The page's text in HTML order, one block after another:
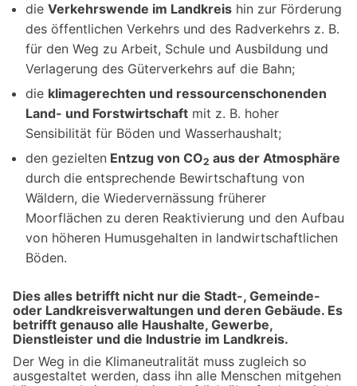
die Verkehrswende im Landkreis hin zur Förderung
des öffentlichen Verkehrs und des Radverkehrs z. B.
für den Weg zu Arbeit, Schule und Ausbildung und
Verlagerung des Güterverkehrs auf die Bahn;
die klimagerechten und ressourcenschonenden
Land- und Forstwirtschaft mit z. B. hoher
Sensibilität für Böden und Wasserhaushalt;
den gezielten Entzug von CO2 aus der Atmosphäre
durch die entsprechende Bewirtschaftung von
Wäldern, die Wiedervernässung früherer
Moorflächen zu deren Reaktivierung und den Aufbau
von höheren Humusgehalten in landwirtschaftlichen
Böden.
Dies alles betrifft nicht nur die Stadt-, Gemeinde-
oder Landkreisverwaltungen und deren Gebäude. Es
betrifft genauso alle Haushalte, Gewerbe,
Dienstleister und die Industrie im Landkreis.
Der Weg in die Klimaneutralität muss zugleich so
ausgestaltet werden, dass ihn alle Menschen mitgehen